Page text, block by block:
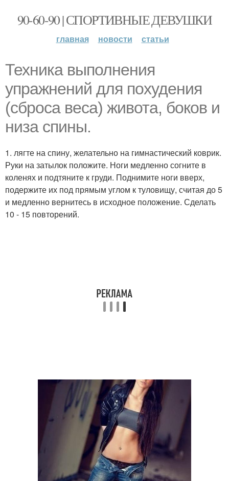
90-60-90 | СПОРТИВНЫЕ ДЕВУШКИ
главная новости статьи
Техника выполнения
упражнений для похудения
(сброса веса) живота, боков и
низа спины.
1. лягте на спину, желательно на гимнастический коврик.
Руки на затылок положите. Ноги медленно согните в
коленях и подтяните к груди. Поднимите ноги вверх,
подержите их под прямым углом к туловищу, считая до 5
и медленно вернитесь в исходное положение. Сделать
10 - 15 повторений.